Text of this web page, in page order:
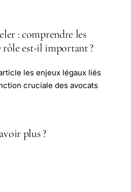
: comprendre les
rôle est-il important ?
les enjeux légaux liés
cruciale des avocats
plus ?